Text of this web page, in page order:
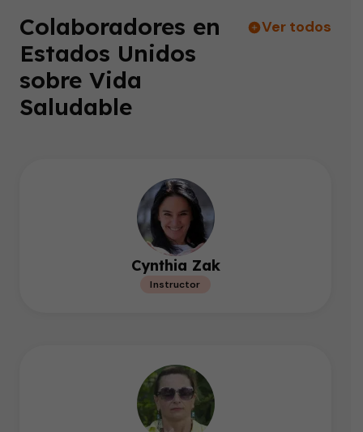
Colaboradores en
Estados Unidos
sobre Vida
Saludable
Ver todos
Cynthia Zak
Instructor